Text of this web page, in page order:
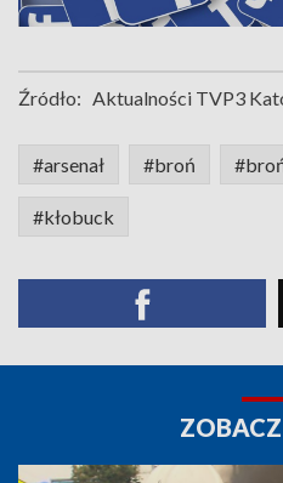
Źródło: Aktualności TVP3
#arsenał #broń
#kłobuck